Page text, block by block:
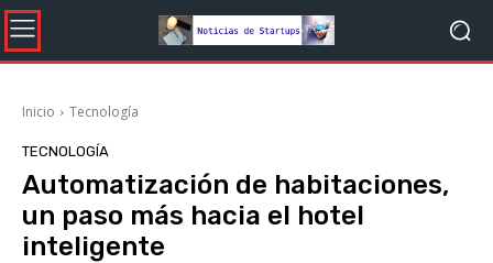
Inicio Tecnología
TECNOLOGÍA
Automatización de habitaciones,
un paso más hacia el hotel
inteligente